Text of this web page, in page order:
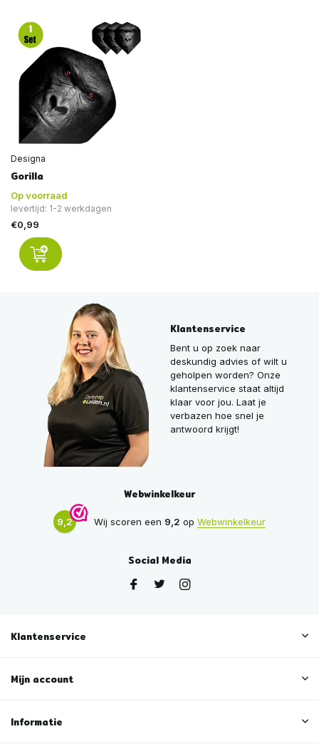
Designa
Gorilla
Op voorraad
levertijd: 1-2 werkdagen
€0,99
Klantenservice
Bent u op zoek naar
deskundig advies of wilt u
geholpen worden? Onze
klantenservice staat altijd
klaar voor jou. Laat je
verbazen hoe snel je
antwoord krijgt!
Webwinkelkeur
9,2 Wij scoren een 9,2 op Webwinkelkeur
Social Media
Klantenservice
Mijn account
Informatie